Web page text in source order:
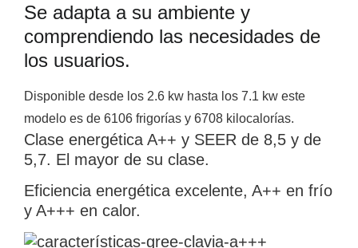
Se adapta a su ambiente y
comprendiendo las necesidades de
los usuarios.
Disponible desde los 2.6 kw hasta los 7.1 kw este
modelo es de 6106 frigorías y 6708 kilocalorías.
Clase energética A++ y SEER de 8,5 y de
5,7. El mayor de su clase.
Eficiencia energética excelente, A++ en frío
y A+++ en calor.